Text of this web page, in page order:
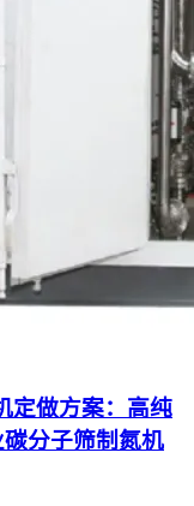
定做方案：高纯
分子筛制氮机